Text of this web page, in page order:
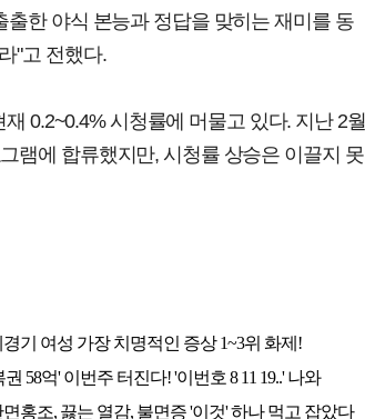
출한 야식 본능과 정답을 맞히는 재미를 동
"고 전했다.
0.2~0.4% 시청률에 머물고 있다. 지난 2월
램에 합류했지만, 시청률 상승은 이끌지 못